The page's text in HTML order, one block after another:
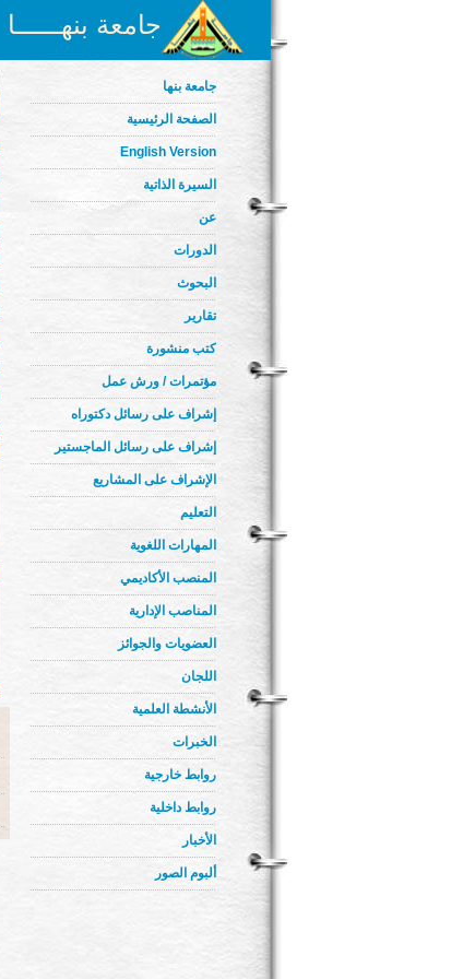
جامعة بنهــــــا
جامعة بنها
الصفحة الرئيسية
English Version
السيرة الذاتية
عن
الدورات
البحوث
تقارير
كتب منشورة
مؤتمرات / ورش عمل
إشراف على رسائل دكتوراه
إشراف على رسائل الماجستير
الإشراف على المشاريع
التعليم
المهارات اللغوية
المنصب الأكاديمي
المناصب الإدارية
العضويات والجوائز
اللجان
الأنشطة العلمية
الخبرات
روابط خارجية
روابط داخلية
الأخبار
ألبوم الصور